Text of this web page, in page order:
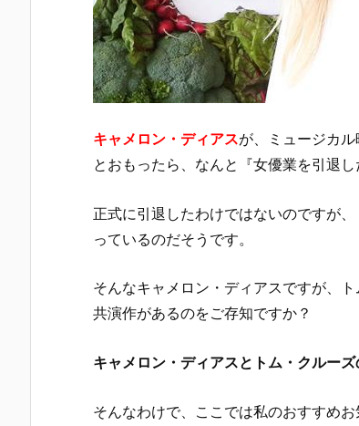
キャメロン・ディアスが、ミュージカ
とおもったら、なんと『女優業を引退し
正式に引退したわけではないのですが
っているのだそうです。
そんなキャメロン・ディアスですが、
共演作があるのをご存知ですか？
キャメロン・ディアスとトム・クルー
そんなわけで、ここでは私のおすすめ